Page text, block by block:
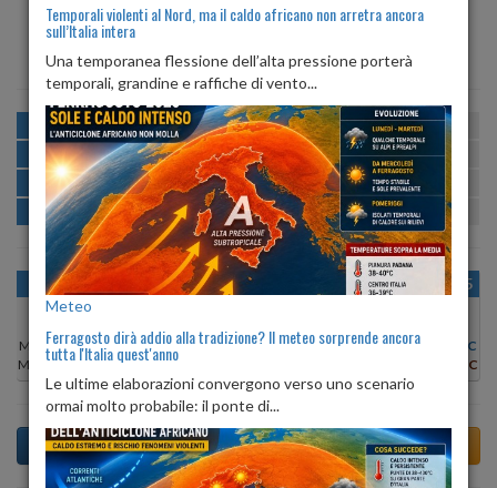
ore 06:18 ore 20:37
MATTINA min:21º max:27º U:53%-81%
POMERIGGIO min:28º max: 30º U:44%-51%
SERA min:26º max:32º U:
NOTTE min:22º max:25º U:75% 83%
OGGI
Min: 27°C
Max:29°C
LUN 10
Min: 28°C
Max: 30°C
MAR 11
Min:28°C
Max:
MER 12
Min:28°C Min:27°C
VEN 14
Min:26°C
SAB 15
Min:
26°C
28°C
Temporali violenti al Nord, ma il caldo africano non arretra ancora
sull’Italia intera
Una temporanea flessione dell’alta pressione porterà
temporali, grandine e raffiche di vento...
Meteo
Ferragosto dirà addio alla tradizione? Il meteo sorprende ancora
tutta l'Italia quest'anno
Le ultime elaborazioni convergono verso uno scenario
ormai molto probabile: il ponte di...